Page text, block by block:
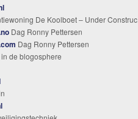
De Koolboet – Under Construction..
Dag Ronny Pettersen
Dag Ronny Pettersen
de blogosphere